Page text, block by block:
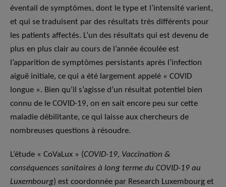
éventail de symptômes, dont le type et l’intensité varient,
et qui se traduisent par des résultats très différents pour
les patients affectés. L’un des résultats qui est devenu de
plus en plus clair au cours de l’année écoulée est
l’apparition de symptômes persistants après l’infection
aiguë initiale, ce qui a été largement appelé « COVID
longue ». Bien qu’il s’agisse d’un résultat potentiel bien
connu de le COVID-19, on en sait encore peu sur cette
maladie débilitante, ce qui laisse aux chercheurs de
nombreuses questions à résoudre.
L’étude « CoVaLux » (COVID-19, Vaccination &
conséquences sanitaires à long terme du COVID-19 au
Luxembourg) est coordonnée par Research Luxembourg et